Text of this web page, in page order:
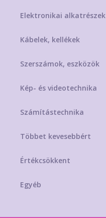
Elektronikai alkatrészek
Kábelek, kellékek
Szerszámok, eszközök
Kép- és videotechnika
Számítástechnika
Többet kevesebbért
Értékcsökkent
Egyéb